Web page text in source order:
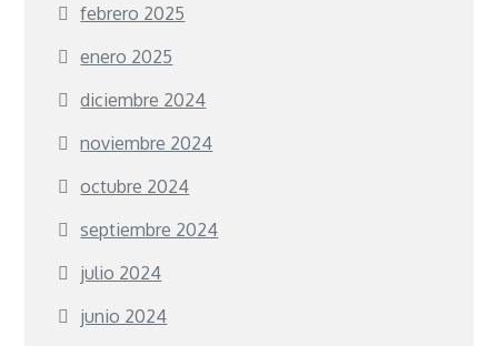
febrero 2025
enero 2025
diciembre 2024
noviembre 2024
octubre 2024
septiembre 2024
julio 2024
junio 2024